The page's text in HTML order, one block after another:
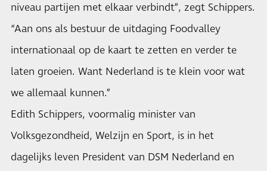
niveau partijen met elkaar verbindt”, zegt Schippers.
“Aan ons als bestuur de uitdaging Foodvalley
internationaal op de kaart te zetten en verder te
laten groeien. Want Nederland is te klein voor wat
we allemaal kunnen.”
Edith Schippers, voormalig minister van
Volksgezondheid, Welzijn en Sport, is in het
dagelijks leven President van DSM Nederland en